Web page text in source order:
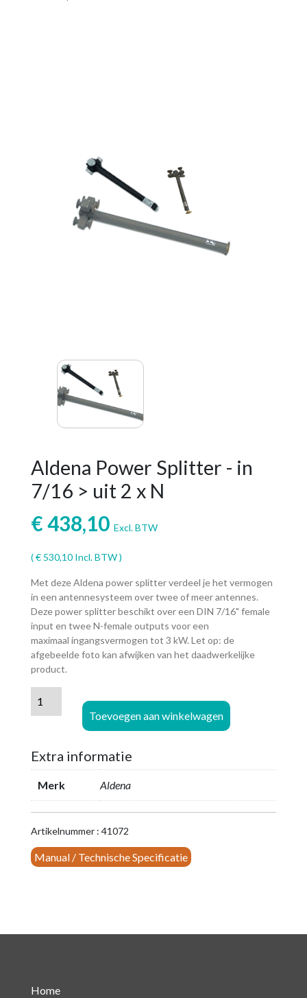
Aldena Power Splitter - in
7/16 > uit 2 x N
€438,10 Excl. BTW
(€530,10Incl. BTW )
Met deze Aldena power splitter verdeel je het vermogen
in een antennesysteem over twee of meer antennes.
Deze power splitter beschikt over een DIN 7/16" female
input en twee N-female outputs voor een
maximaal ingangsvermogen tot 3 kW. Let op: de
afgebeelde foto kan afwijken van het daadwerkelijke
product.
in
uit
2
N
Toevoegen aan winkelwagen
Extra informatie
Merk Aldena
Artikelnummer : 41072
Manual / Technische Specificatie
Home